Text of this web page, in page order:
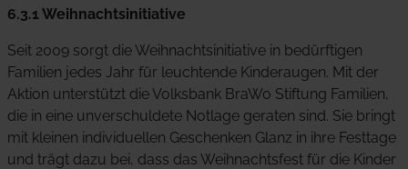
6.3.1 Weihnachtsinitiative
Seit 2009 sorgt die Weihnachtsinitiative in bedürftigen
Familien jedes Jahr für leuchtende Kinderaugen. Mit der
Aktion unterstützt die Volksbank BraWo Stiftung Familien,
die in eine unverschuldete Notlage geraten sind. Sie bringt
mit kleinen individuellen Geschenken Glanz in ihre Festtage
und trägt dazu bei, dass das Weihnachtsfest für die Kinder